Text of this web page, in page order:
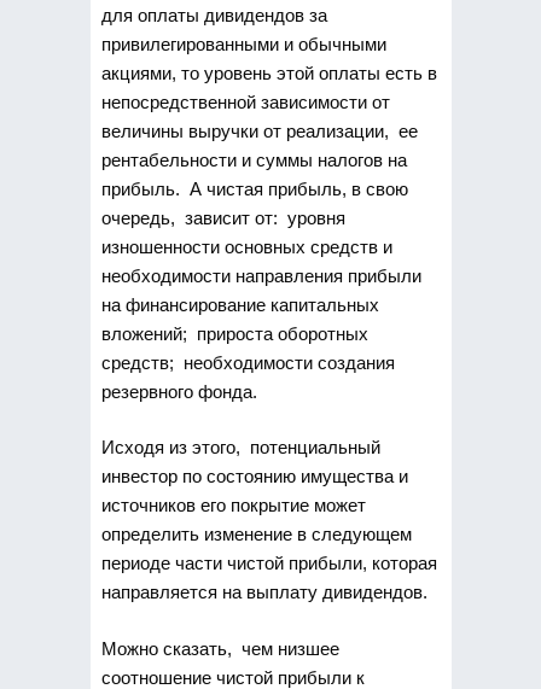
для оплаты дивидендов за
привилегированными и обычными
акциями, то уровень этой оплаты есть в
непосредственной зависимости от
величины выручки от реализации, ее
рентабельности и суммы налогов на
прибыль. А чистая прибыль, в свою
очередь, зависит от: уровня
изношенности основных средств и
необходимости направления прибыли
на финансирование капитальных
вложений; прироста оборотных
средств; необходимости создания
резервного фонда.
Исходя из этого, потенциальный
инвестор по состоянию имущества и
источников его покрытие может
определить изменение в следующем
периоде части чистой прибыли, которая
направляется на выплату дивидендов.
Можно сказать, чем низшее
соотношение чистой прибыли к